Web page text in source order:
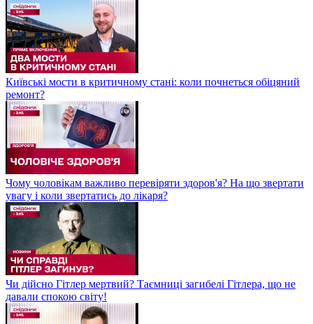
Київські мости в критичному стані: коли почнеться обіцяний
ремонт?
Чому чоловікам важливо перевіряти здоров'я? На що звертати
увагу і коли звертатись до лікаря?
Чи дійсно Гітлер мертвий? Таємниці загибелі Гітлера, що не
давали спокою світу!